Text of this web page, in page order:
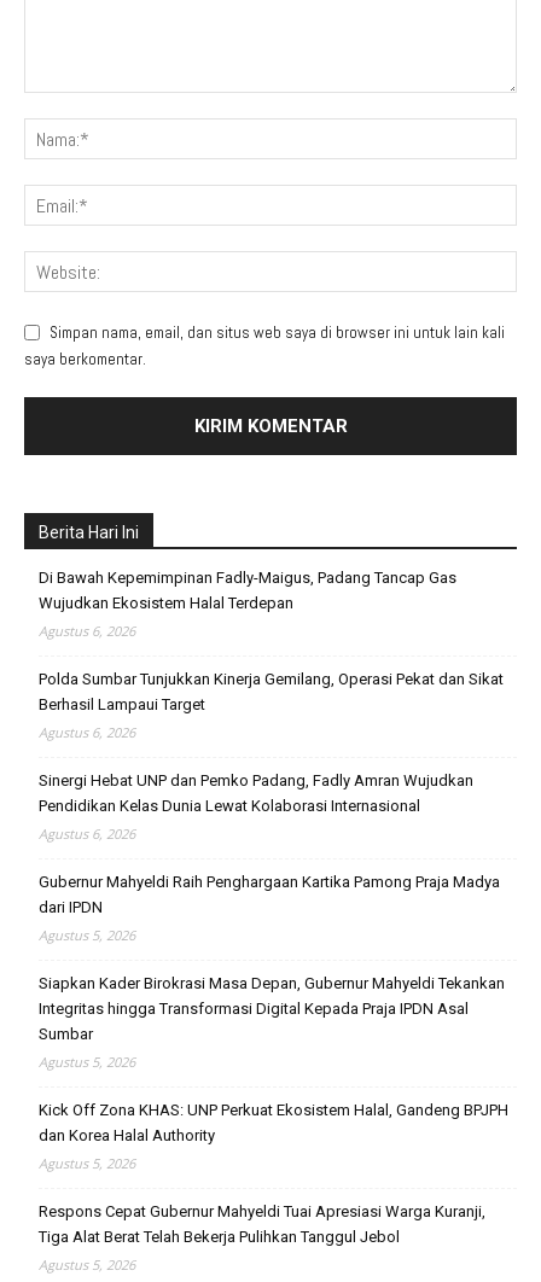
Simpan nama, email, dan situs web saya di browser ini untuk lain kali
saya berkomentar.
Berita Hari Ini
Di Bawah Kepemimpinan Fadly-Maigus, Padang Tancap Gas
Wujudkan Ekosistem Halal Terdepan
Agustus 6, 2026
Polda Sumbar Tunjukkan Kinerja Gemilang, Operasi Pekat dan Sikat
Berhasil Lampaui Target
Agustus 6, 2026
Sinergi Hebat UNP dan Pemko Padang, Fadly Amran Wujudkan
Pendidikan Kelas Dunia Lewat Kolaborasi Internasional
Agustus 6, 2026
Gubernur Mahyeldi Raih Penghargaan Kartika Pamong Praja Madya
dari IPDN
Agustus 5, 2026
Siapkan Kader Birokrasi Masa Depan, Gubernur Mahyeldi Tekankan
Integritas hingga Transformasi Digital Kepada Praja IPDN Asal
Sumbar
Agustus 5, 2026
Kick Off Zona KHAS: UNP Perkuat Ekosistem Halal, Gandeng BPJPH
dan Korea Halal Authority
Agustus 5, 2026
Respons Cepat Gubernur Mahyeldi Tuai Apresiasi Warga Kuranji,
Tiga Alat Berat Telah Bekerja Pulihkan Tanggul Jebol
Agustus 5, 2026